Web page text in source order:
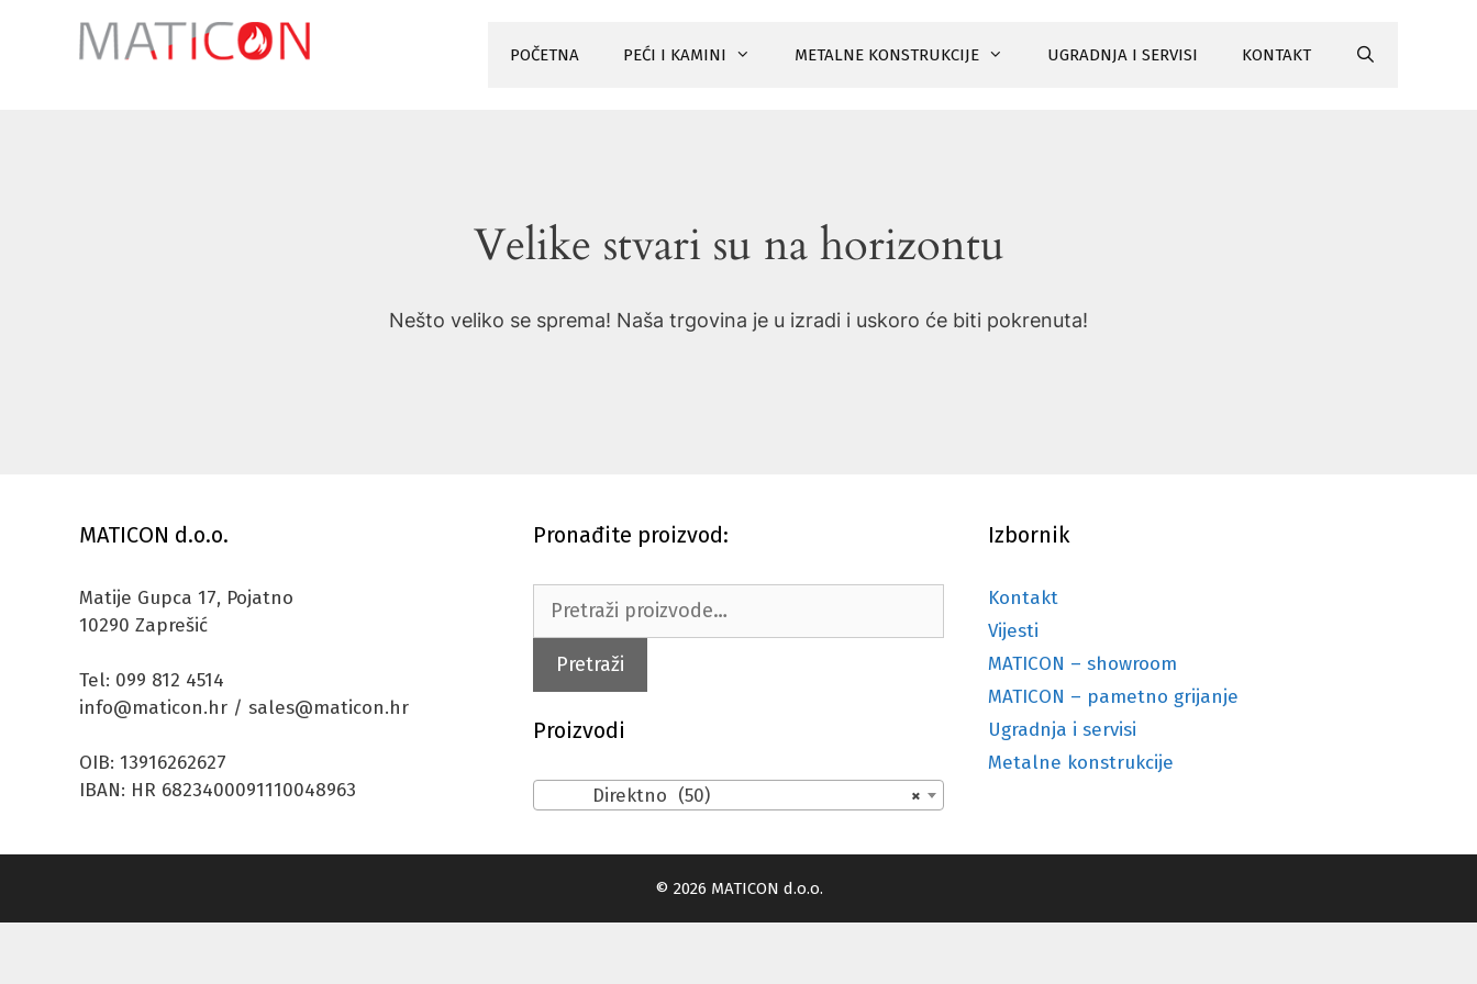
POČETNA PEĆI I KAMINI METALNE KONSTRUKCIJE UGRADNJA I SERVISI KONTAKT
Velike stvari su na horizontu
Nešto veliko se sprema! Naša trgovina je u izradi i uskoro će biti pokrenuta!
MATICON d.o.o.
Matije Gupca 17, Pojatno
10290 Zaprešić
Tel: 099 812 4514
info@maticon.hr / sales@maticon.hr
OIB: 13916262627
IBAN: HR 6823400091110048963
Pronađite proizvod:
Pretraži
Proizvodi
×
Direktno (50)
Izbornik
Kontakt
Vijesti
MATICON – showroom
MATICON – pametno grijanje
Ugradnja i servisi
Metalne konstrukcije
© 2026 MATICON d.o.o.